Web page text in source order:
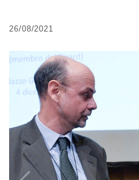
26/08/2021